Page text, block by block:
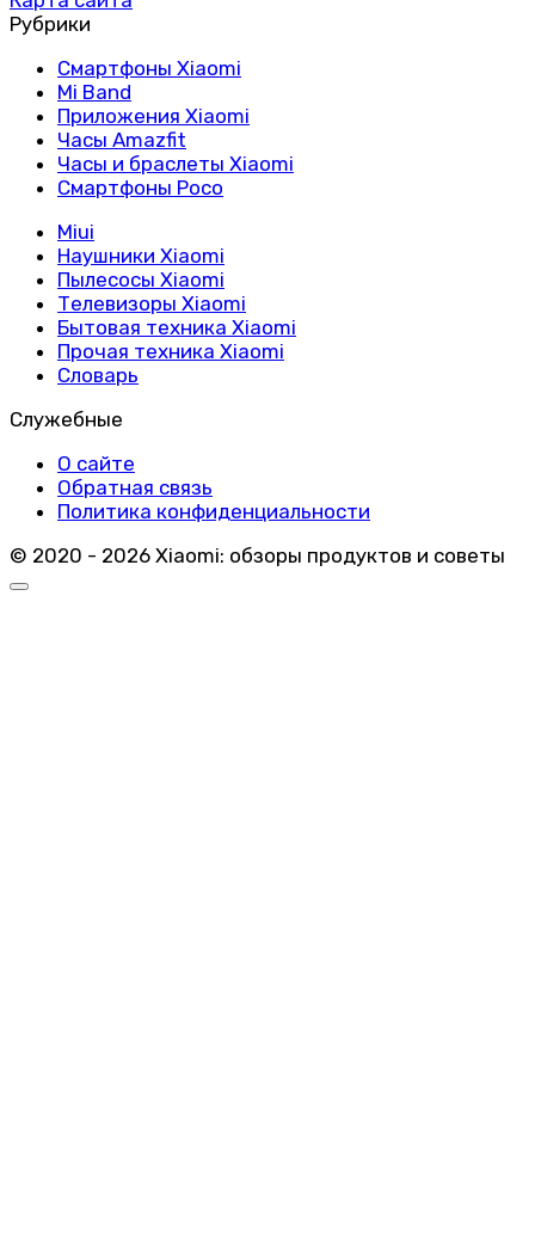
Рубрики
Смартфоны Xiaomi
Mi Band
Приложения Xiaomi
Часы Amazfit
Часы и браслеты Xiaomi
Смартфоны Poco
Miui
Наушники Xiaomi
Пылесосы Xiaomi
Телевизоры Xiaomi
Бытовая техника Xiaomi
Прочая техника Xiaomi
Словарь
Служебные
О сайте
Обратная связь
Политика конфиденциальности
© 2020 - 2026 Xiaomi: обзоры продуктов и советы